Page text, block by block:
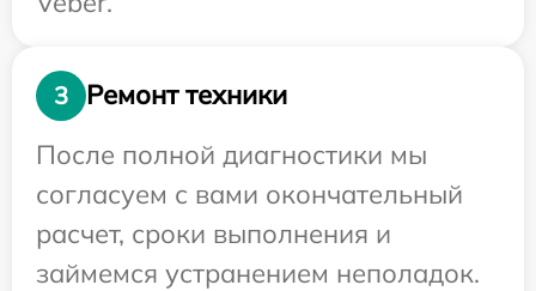
3
Ремонт техники
После полной диагностики мы
согласуем с вами окончательный
расчет, сроки выполнения и
займемся устранением неполадок.